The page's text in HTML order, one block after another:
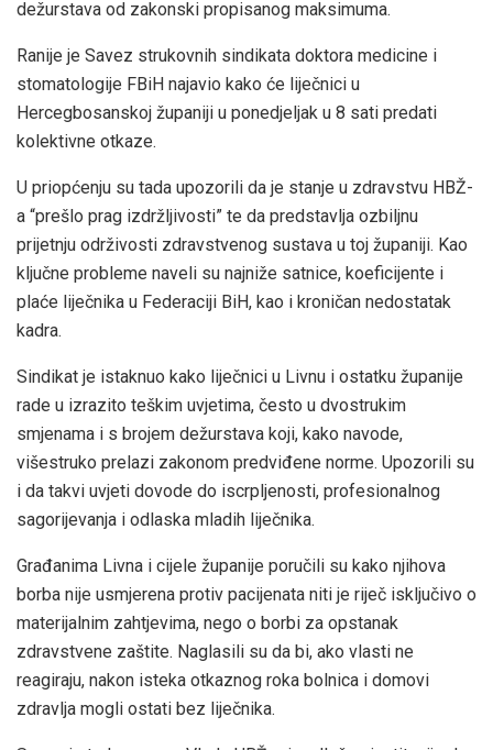
dežurstava od zakonski propisanog maksimuma.
Ranije je Savez strukovnih sindikata doktora medicine i
stomatologije FBiH najavio kako će liječnici u
Hercegbosanskoj županiji u ponedjeljak u 8 sati predati
kolektivne otkaze.
U priopćenju su tada upozorili da je stanje u zdravstvu HBŽ-
a “prešlo prag izdržljivosti” te da predstavlja ozbiljnu
prijetnju održivosti zdravstvenog sustava u toj županiji. Kao
ključne probleme naveli su najniže satnice, koeficijente i
plaće liječnika u Federaciji BiH, kao i kroničan nedostatak
kadra.
Sindikat je istaknuo kako liječnici u Livnu i ostatku županije
rade u izrazito teškim uvjetima, često u dvostrukim
smjenama i s brojem dežurstava koji, kako navode,
višestruko prelazi zakonom predviđene norme. Upozorili su
i da takvi uvjeti dovode do iscrpljenosti, profesionalnog
sagorijevanja i odlaska mladih liječnika.
Građanima Livna i cijele županije poručili su kako njihova
borba nije usmjerena protiv pacijenata niti je riječ isključivo o
materijalnim zahtjevima, nego o borbi za opstanak
zdravstvene zaštite. Naglasili su da bi, ako vlasti ne
reagiraju, nakon isteka otkaznog roka bolnica i domovi
zdravlja mogli ostati bez liječnika.